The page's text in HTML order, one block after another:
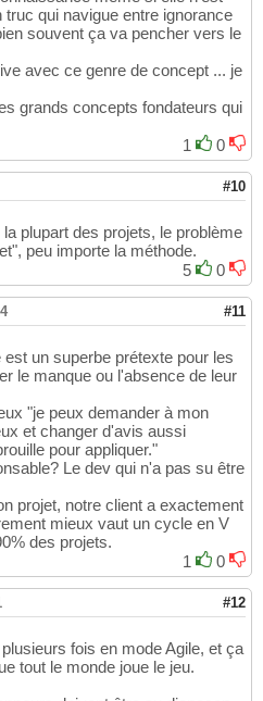
qui navigue entre ignorance
souvent ça va pencher vers le
avec ce genre de concept ... je
grands concepts fondateurs qui
1
0
#10
plupart des projets, le problème
peu importe la méthode.
5
0
#11
un superbe prétexte pour les
le manque ou l'absence de leur
"je peux demander à mon
et changer d'avis aussi
pour appliquer."
Le dev qui n'a pas su être
projet, notre client a exactement
mieux vaut un cycle en V
des projets.
1
0
#12
fois en mode Agile, et ça
tout le monde joue le jeu.